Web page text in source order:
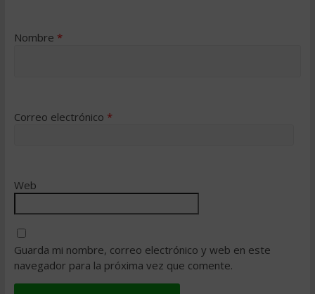
Nombre *
Correo electrónico *
Web
Guarda mi nombre, correo electrónico y web en este
navegador para la próxima vez que comente.